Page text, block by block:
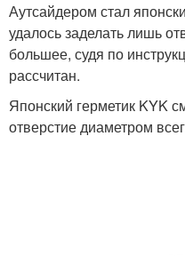
Аутсайдером стал
удалось заделать лишь
большее, судя по
рассчитан.
Японский герметик KYK
отверстие диаметром